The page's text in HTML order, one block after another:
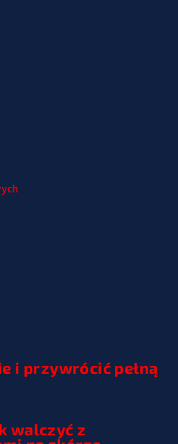
i przywrócić pełną
walczyć z